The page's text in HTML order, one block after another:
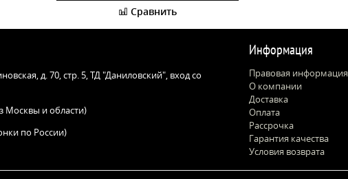
Сравнить
д. 70, стр. 5, ТД "Даниловский", вход со
Москвы и области)
по России)
Информация
Правовая информация
О компании
Доставка
Оплата
Рассрочка
Гарантия качества
Условия возврата